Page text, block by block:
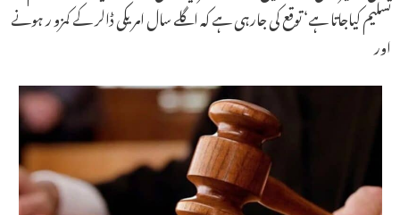
تسلیم کیاجاتا ہے‘ توقع کی جارہی ہے کہ اگلے سال امریکی ڈالر کے کمزو ر ہونے
اور